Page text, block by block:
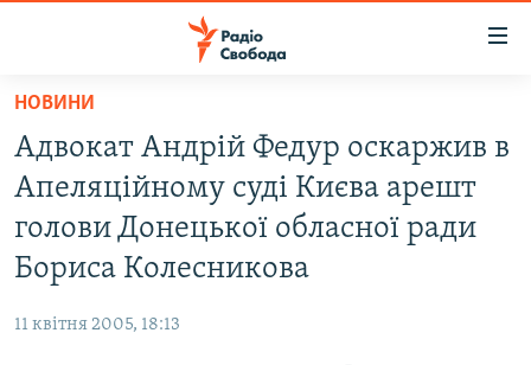
Перейти
основного
матеріалу
до
основної
Перейти
ВСЕ ЗА ДОБУ
ВІЙНА
ДОНБАС.РЕАЛІЇ
НОВИНИ
Адвокат Андрій Федур оскаржив в
Апеляційному суді Києва арешт
голови Донецької обласної ради
Бориса Колесникова
11 квітня 2005, 18:13